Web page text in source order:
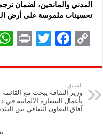
المدني والمانحين، لضمان
تحسينات ملموسة على أرض
C
p
y
Li
n
F
eb
k
T
tt
P
nt
السابق
وزير الثقافة يبحث مع القائمة
بأعمال السفارة الألمانية
آفاق التعاون الثقافي بين